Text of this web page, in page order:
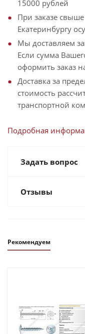
15000 рублей
При заказе
Екатеринбургу
Мы доставляем
Если сумма
оформить заказ
Доставка за
стоимость
транспортной
Подробная
Задать вопрос
Отзывы
Рекомендуем